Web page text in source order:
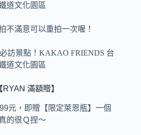
不滿意可以重拍一次喔！
滿額贈】
元，即贈【限定萊恩瓶】一個
的很Ｑ捏～